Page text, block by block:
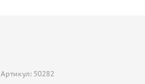
Артикул: 50282